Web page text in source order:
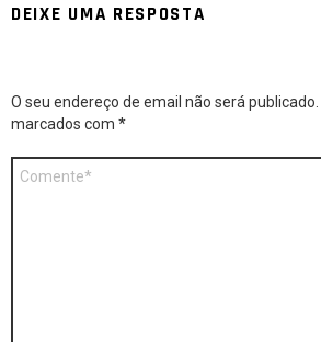
DEIXE UMA RESPOSTA
O seu endereço de email não será publicado.
marcados com *